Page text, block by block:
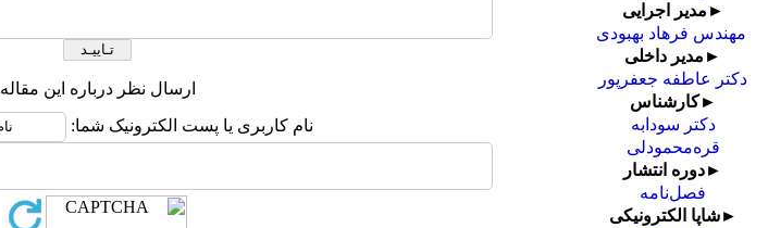
►مدیر اجرایی
مهندس فرهاد بهبودی
►مدیر داخلی
دکتر عاطفه جعفرپور
►کارشناس
دکتر سودابه
قره‌محمودلی
►دوره انتشار
فصل‌نامه
►شاپا الکترونیکی
ارسال نظر درباره این مقاله
نام کاربری یا پست الکترونیک شما: